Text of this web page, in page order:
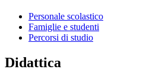
Personale scolastico
Famiglie e studenti
Percorsi di studio
Didattica